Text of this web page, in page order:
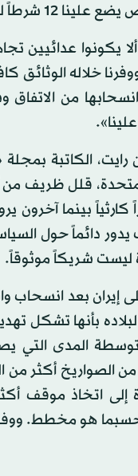
للتفاوض».
عدائيين
خلاله
من
الكاتبة
المتحدة، قلل
بينما آخرون
إيران بعد انسحاب
لبلاده بأنها تشكل
المدى التي
الصواريخ أكثر من
إلى اتخاذ موقف